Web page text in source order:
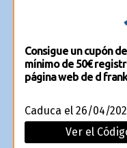
Consigue un cupón
mínimo de 50€
página web de d
Caduca el 26/04/
Ver el